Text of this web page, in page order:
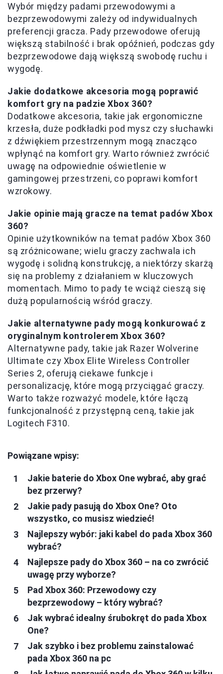
Wybór między padami przewodowymi a
bezprzewodowymi zależy od indywidualnych
preferencji gracza. Pady przewodowe oferują
większą stabilność i brak opóźnień, podczas gdy
bezprzewodowe dają większą swobodę ruchu i
wygodę.
Jakie dodatkowe akcesoria mogą poprawić
komfort gry na padzie Xbox 360?
Dodatkowe akcesoria, takie jak ergonomiczne
krzesła, duże podkładki pod mysz czy słuchawki
z dźwiękiem przestrzennym mogą znacząco
wpłynąć na komfort gry. Warto również zwrócić
uwagę na odpowiednie oświetlenie w
gamingowej przestrzeni, co poprawi komfort
wzrokowy.
Jakie opinie mają gracze na temat padów Xbox
360?
Opinie użytkowników na temat padów Xbox 360
są zróżnicowane; wielu graczy zachwala ich
wygodę i solidną konstrukcję, a niektórzy skarżą
się na problemy z działaniem w kluczowych
momentach. Mimo to pady te wciąż cieszą się
dużą popularnością wśród graczy.
Jakie alternatywne pady mogą konkurować z
oryginalnym kontrolerem Xbox 360?
Alternatywne pady, takie jak Razer Wolverine
Ultimate czy Xbox Elite Wireless Controller
Series 2, oferują ciekawe funkcje i
personalizację, które mogą przyciągać graczy.
Warto także rozważyć modele, które łączą
funkcjonalność z przystępną ceną, takie jak
Logitech F310.
Powiązane wpisy:
Jakie baterie do Xbox One wybrać, aby grać
bez przerwy?
Jakie pady pasują do Xbox One? Oto
wszystko, co musisz wiedzieć!
Najlepszy wybór: jaki kabel do pada Xbox 360
wybrać?
Najlepsze pady do Xbox 360 – na co zwrócić
uwagę przy wyborze?
Pad Xbox 360: Przewodowy czy
bezprzewodowy – który wybrać?
Jak wybrać idealny śrubokręt do pada Xbox
One?
Jak szybko i bez problemu zainstalować
pada Xbox 360 na pc